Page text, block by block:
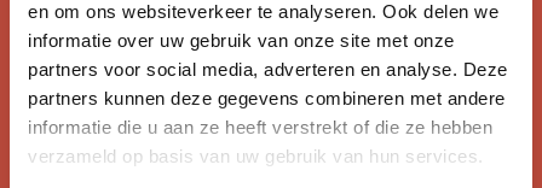
en om ons websiteverkeer te analyseren. Ook delen we
informatie over uw gebruik van onze site met onze
partners voor social media, adverteren en analyse. Deze
partners kunnen deze gegevens combineren met andere
informatie die u aan ze heeft verstrekt of die ze hebben
verzameld op basis van uw gebruik van hun services.
Aanmelden
Lees in onsprivacybeleidhoe wij zorgvuldig omgaan met uw
gegevens.